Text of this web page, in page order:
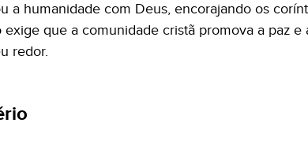
a humanidade com Deus, encorajando os
que a comunidade cristã promova a paz e
redor.